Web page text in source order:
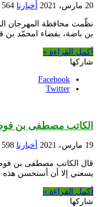
20 مارس، 2021 أخبارنا 564
بن باضة، بفضاء امحمّد بن
أكمل القراءة »
شاركها
Facebook
Twitter
الكاتب مصطفى بن
19 مارس، 2021 أخبارنا 598
قال الكاتب مصطفى بن
يسعني إلا أن أستحسن هذه
أكمل القراءة »
شاركها